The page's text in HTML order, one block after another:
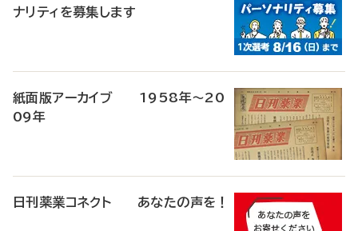
ナリティを募集します
紙面版アーカイブ 1958年～20
09年
日刊薬業コネクト あなたの声を！